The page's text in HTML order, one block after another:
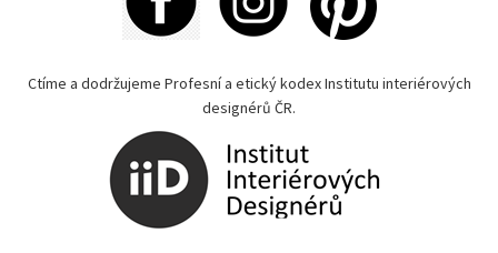
Ctíme a dodržujeme Profesní a etický kodex Institutu interiérových
designérů ČR.